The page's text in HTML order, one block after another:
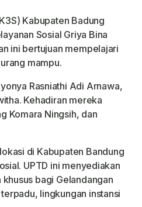
Kabupaten Badung
Sosial Griya Bina
ini bertujuan mempelajari
mampu.
Rasniathi Adi Arnawa,
Kehadiran mereka
Komara Ningsih, dan
di Kabupaten Bandung
UPTD ini menyediakan
bagi Gelandangan
lingkungan instansi